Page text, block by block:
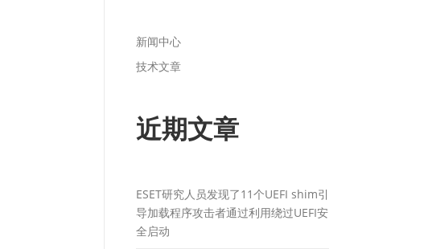
新闻中心
技术文章
近期文章
ESET研究人员发现了11个UEFI shim引
导加载程序攻击者通过利用绕过UEFI安
全启动